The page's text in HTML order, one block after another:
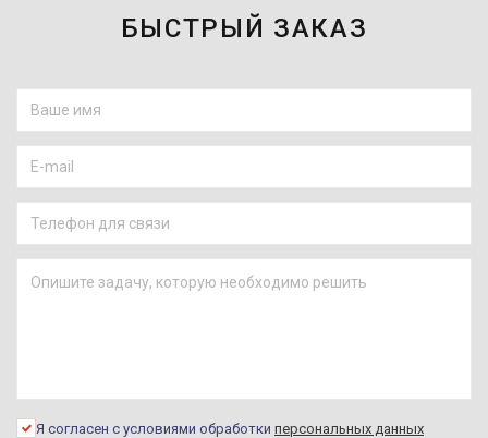
БЫСТРЫЙ ЗАКАЗ
Я согласен с условиями обработки персональных данных